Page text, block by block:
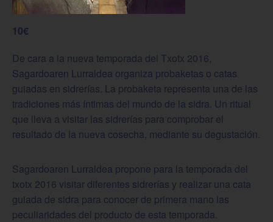
10€
De cara a la nueva temporada del Txotx 2016,
Sagardoaren Lurraldea organiza probaketas o catas
guiadas en sidrerías. La probaketa representa una de las
tradiciones más íntimas del mundo de la sidra. Un ritual
que lleva a visitar las sidrerías para comprobar el
resultado de la nueva cosecha, mediante su degustación.
Sagardoaren Lurraldea propone para la temporada del
txotx 2016 visitar diferentes sidrerías y realizar una cata
guiada de sidra para conocer de primera mano las
peculiaridades del producto de esta temporada.